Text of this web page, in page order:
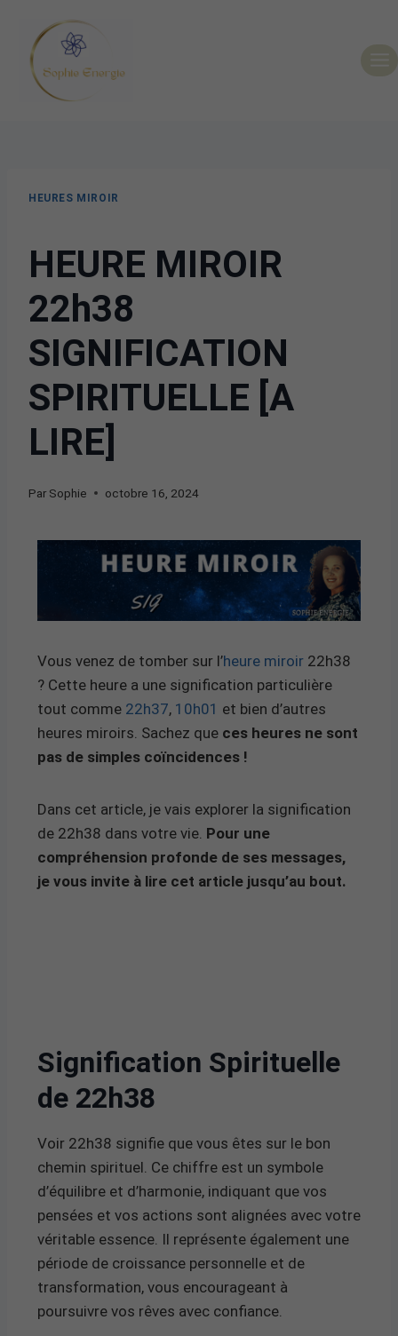
HEURES MIROIR
HEURE MIROIR
22h38
SIGNIFICATION
SPIRITUELLE [A
LIRE]
Par Sophie octobre 16, 2024
Vous venez de tomber sur l’heure miroir 22h38
? Cette heure a une signification particulière
tout comme 22h37, 10h01 et bien d’autres
heures miroirs. Sachez que ces heures ne sont
pas de simples coïncidences !
Dans cet article, je vais explorer la signification
de 22h38 dans votre vie. Pour une
compréhension profonde de ses messages,
je vous invite à lire cet article jusqu’au bout.
Signification Spirituelle
de 22h38
Voir 22h38 signifie que vous êtes sur le bon
chemin spirituel. Ce chiffre est un symbole
d’équilibre et d’harmonie, indiquant que vos
pensées et vos actions sont alignées avec votre
véritable essence. Il représente également une
période de croissance personnelle et de
transformation, vous encourageant à
poursuivre vos rêves avec confiance.